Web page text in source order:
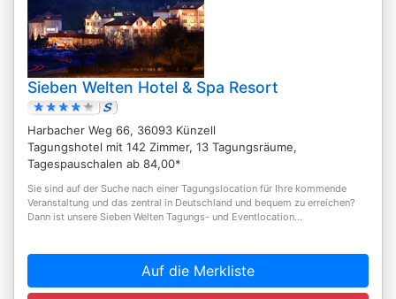
Sieben Welten Hotel & Spa Resort
Harbacher Weg 66, 36093 Künzell
Tagungshotel mit 142 Zimmer, 13 Tagungsräume,
Tagespauschalen ab 84,00*
Sie sind auf der Suche nach einer Tagungslocation für Ihre kommende
Veranstaltung und das zentral in Deutschland und bequem zu erreichen?
Dann ist unsere Sieben Welten Tagungs- und Eventlocation...
Auf die Merkliste